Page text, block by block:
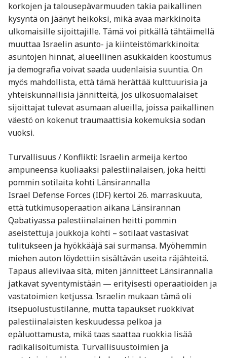
korkojen ja talousepävarmuuden takia paikallinen
kysyntä on jäänyt heikoksi, mikä avaa markkinoita
ulkomaisille sijoittajille. Tämä voi pitkällä tähtäimellä
muuttaa Israelin asunto- ja kiinteistömarkkinoita:
asuntojen hinnat, alueellinen asukkaiden koostumus
ja demografia voivat saada uudenlaisia suuntia. On
myös mahdollista, että tämä herättää kulttuurisia ja
yhteiskunnallisia jännitteitä, jos ulkosuomalaiset
sijoittajat tulevat asumaan alueilla, joissa paikallinen
väestö on kokenut traumaattisia kokemuksia sodan
vuoksi.
Turvallisuus / Konflikti: Israelin armeija kertoo
ampuneensa kuoliaaksi palestiinalaisen, joka heitti
pommin sotilaita kohti Länsirannalla
Israel Defense Forces (IDF) kertoi 26. marraskuuta,
että tutkimusoperaation aikana Länsirannan
Qabatiyassa palestiinalainen heitti pommin
aseistettuja joukkoja kohti – sotilaat vastasivat
tulitukseen ja hyökkääjä sai surmansa. Myöhemmin
miehen auton löydettiin sisältävän useita räjähteitä.
Tapaus alleviivaa sitä, miten jännitteet Länsirannalla
jatkavat syventymistään — erityisesti operaatioiden ja
vastatoimien ketjussa. Israelin mukaan tämä oli
itsepuolustustilanne, mutta tapaukset ruokkivat
palestiinalaisten keskuudessa pelkoa ja
epäluottamusta, mikä taas saattaa ruokkia lisää
radikalisoitumista. Turvallisuustoimien ja